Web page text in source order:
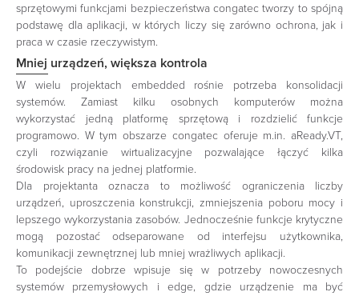
sprzętowymi funkcjami bezpieczeństwa congatec tworzy to spójną
podstawę dla aplikacji, w których liczy się zarówno ochrona, jak i
praca w czasie rzeczywistym.
Mniej urządzeń, większa kontrola
W wielu projektach embedded rośnie potrzeba konsolidacji
systemów. Zamiast kilku osobnych komputerów można
wykorzystać jedną platformę sprzętową i rozdzielić funkcje
programowo. W tym obszarze congatec oferuje m.in. aReady.VT,
czyli rozwiązanie wirtualizacyjne pozwalające łączyć kilka
środowisk pracy na jednej platformie.
Dla projektanta oznacza to możliwość ograniczenia liczby
urządzeń, uproszczenia konstrukcji, zmniejszenia poboru mocy i
lepszego wykorzystania zasobów. Jednocześnie funkcje krytyczne
mogą pozostać odseparowane od interfejsu użytkownika,
komunikacji zewnętrznej lub mniej wrażliwych aplikacji.
To podejście dobrze wpisuje się w potrzeby nowoczesnych
systemów przemysłowych i edge, gdzie urządzenie ma być